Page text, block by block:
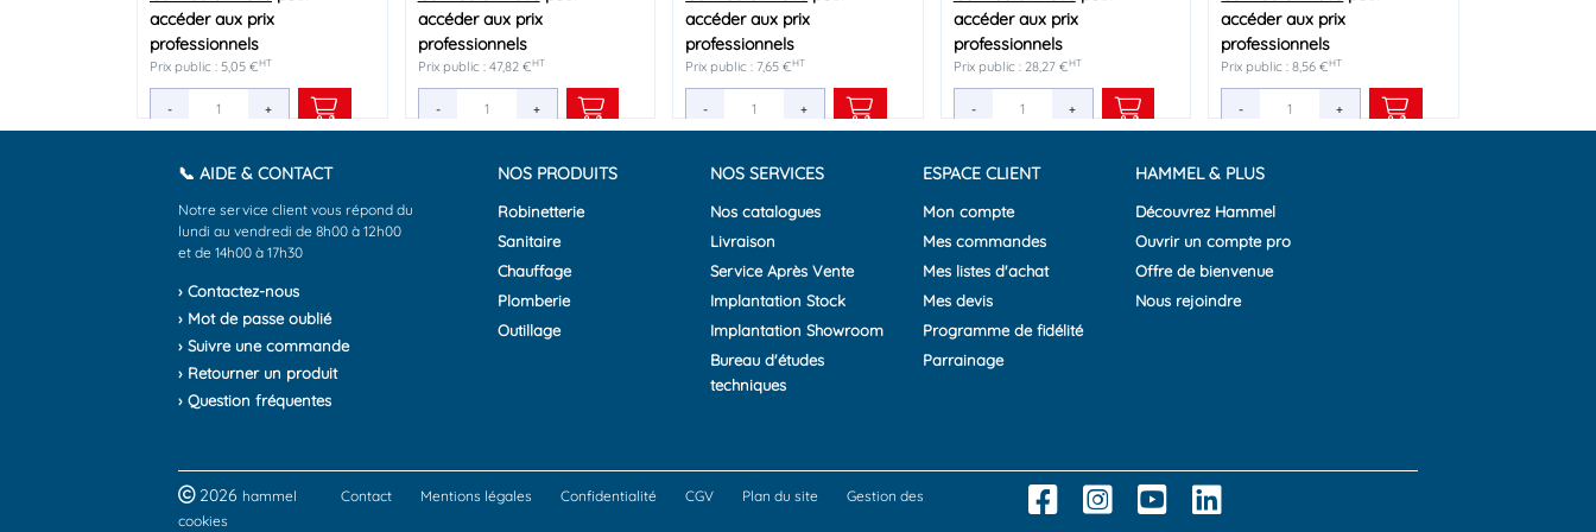
accéder aux prix
professionnels
Prix public : 5,05 €HT
- +
accéder aux prix
professionnels
Prix public : 47,82 €HT
- +
accéder aux prix
professionnels
Prix public : 7,65 €HT
- +
accéder aux prix
professionnels
Prix public : 28,27 €HT
- +
accéder aux prix
professionnels
Prix public : 8,56 €HT
- +
accéder aux prix
professionnels
Prix public : 9,16 €HT
- +
accéder aux prix
professionnels
Prix public : 10,27 €HT
- +
accéder aux prix
professionnels
Prix public : 9,45 €HT
- +
accéder aux prix
professionnels
Prix public : 40,95 €HT
- +
accéder aux prix
professionnels
Prix public : 39,96 €HT
- +
accéder aux prix
professionnels
Prix public : 5,44 €HT
- +
accéder aux prix
professionnels
Prix public : 7,69 €HT
- +
accéder aux prix
professionnels
Prix public : 4,33 €HT
- +
accéder aux prix
professionnels
Prix public : 5,18 € HT
- +
accéder aux prix
professionnels
Prix public : 4,95 €HT
- +
📞 AIDE & CONTACT
Notre service client vous répond du
lundi au vendredi de 8h00 à 12h00
et de 14h00 à 17h30
› Contactez-nous
› Mot de passe oublié
› Suivre une commande
› Retourner un produit
› Question fréquentes
NOS PRODUITS
Robinetterie
Sanitaire
Chauffage
Plomberie
Outillage
NOS SERVICES
Nos catalogues
Livraison
Service Après Vente
Implantation Stock
Implantation Showroom
Bureau d'études
techniques
ESPACE CLIENT
Mon compte
Mes commandes
Mes listes d'achat
Mes devis
Programme de fidélité
Parrainage
HAMMEL & PLUS
Découvrez Hammel
Ouvrir un compte pro
Offre de bienvenue
Nous rejoindre
2026 hammel Contact Mentions légales Confidentialité CGV Plan du site
Gestion des
cookies